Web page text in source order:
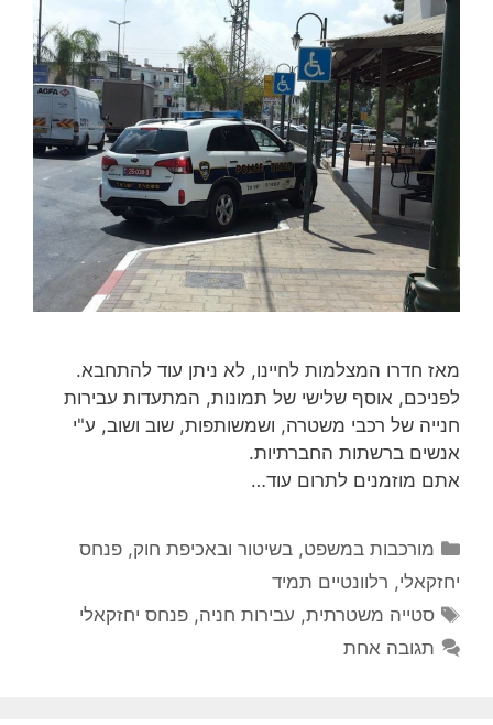
מאז חדרו המצלמות לחיינו, לא ניתן עוד להתחבא.
לפניכם, אוסף שלישי של תמונות, המתעדות עבירות
חנייה של רכבי משטרה, ושמשותפות, שוב ושוב, ע"י
אנשים ברשתות החברתיות.
אתם מוזמנים לתרום עוד…
קטגוריות
מורכבות במשפט, בשיטור ובאכיפת חוק,פנחס
יחזקאלי, רלוונטיים תמיד
תגיות
סטייה משטרתית, עבירות חניה,פנחס יחזקאלי
תגובה אחת